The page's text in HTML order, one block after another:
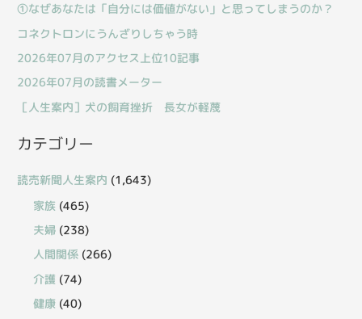
:
①なぜあなたは「自分には価値がない」と思ってしまうのか？
コネクトロンにうんざりしちゃう時
2026年07月のアクセス上位10記事
2026年07月の読書メーター
［人生案内］犬の飼育挫折 長女が軽蔑
カテゴリー
読売新聞人生案内 (1,643)
家族 (465)
夫婦 (238)
人間関係 (266)
介護 (74)
健康 (40)